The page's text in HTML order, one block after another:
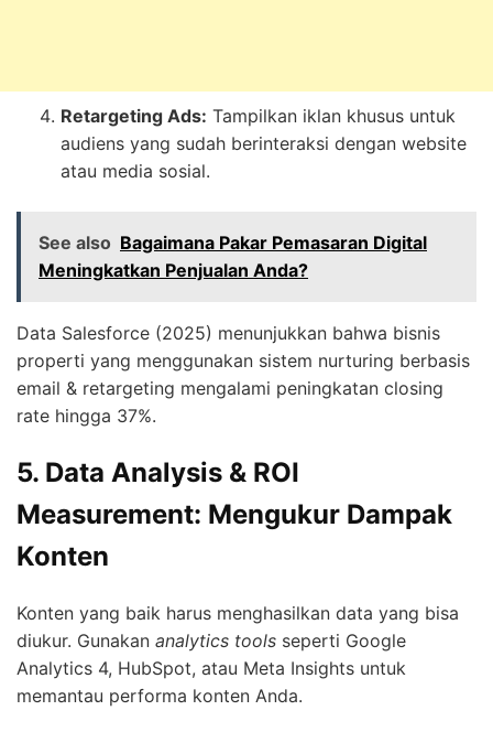
Retargeting Ads: Tampilkan iklan khusus untuk
audiens yang sudah berinteraksi dengan website
atau media sosial.
See also Bagaimana Pakar Pemasaran Digital
Meningkatkan Penjualan Anda?
Data Salesforce (2025) menunjukkan bahwa bisnis
properti yang menggunakan sistem nurturing berbasis
email & retargeting mengalami peningkatan closing
rate hingga 37%.
5. Data Analysis & ROI
Measurement: Mengukur Dampak
Konten
Konten yang baik harus menghasilkan data yang bisa
diukur. Gunakan analytics tools seperti Google
Analytics 4, HubSpot, atau Meta Insights untuk
memantau performa konten Anda.